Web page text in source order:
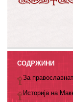
СОДРЖИНИ
За
Историја на